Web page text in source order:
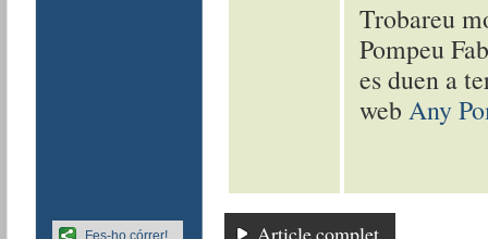
Trobareu
Pompeu
es duen a
web Any
Article complet
Fes-ho córrer!